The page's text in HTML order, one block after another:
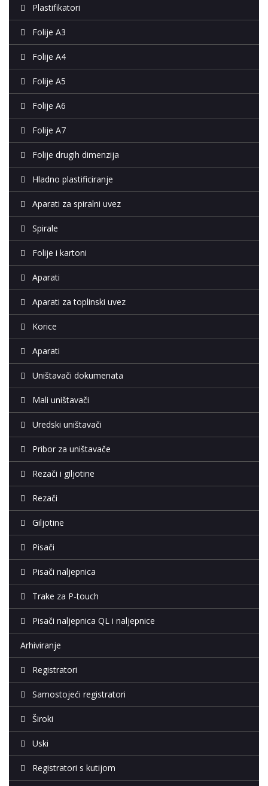
Plastifikatori
Folije A3
Folije A4
Folije A5
Folije A6
Folije A7
Folije drugih dimenzija
Hladno plastificiranje
Aparati za spiralni uvez
Spirale
Folije i kartoni
Aparati
Aparati za toplinski uvez
Korice
Aparati
Uništavači dokumenata
Mali uništavači
Uredski uništavači
Pribor za uništavače
Rezači i giljotine
Rezači
Giljotine
Pisači
Pisači naljepnica
Trake za P-touch
Pisači naljepnica QL i naljepnice
Arhiviranje
Registratori
Samostojeći registratori
Široki
Uski
Registratori s kutijom